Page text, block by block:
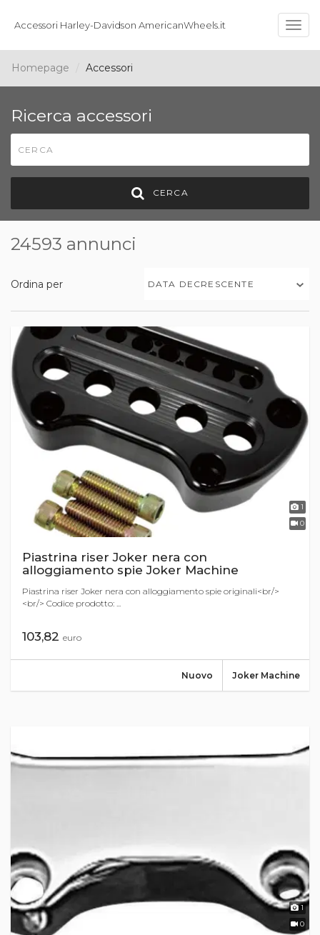
Accessori Harley-Davidson AmericanWheels.it
Homepage Accessori
Ricerca accessori
CERCA
24593 annunci
Ordina per DATA DECRESCENTE
1
0
Piastrina riser Joker nera con
alloggiamento spie Joker Machine
Piastrina riser Joker nera con alloggiamento spie originali<br/>
<br/> Codice prodotto: ...
103,82 euro
Joker Machine
Nuovo
1
0